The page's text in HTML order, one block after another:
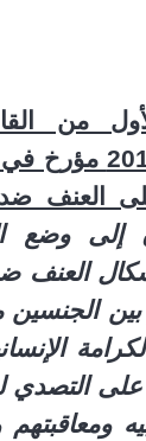
من
العنف
وضع
العنف ضد
على التصدي